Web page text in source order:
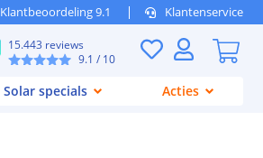
Klantbeoordeling 9.1 Klantenservice
15.443 reviews
9.1 / 10
Solar specials Acties